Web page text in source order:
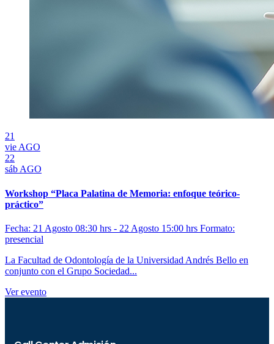
21
vie AGO
22
sáb AGO
Workshop “Placa Palatina de Memoria: enfoque teórico-
práctico”
Fecha: 21 Agosto 08:30 hrs - 22 Agosto 15:00 hrs Formato:
presencial
La Facultad de Odontología de la Universidad Andrés Bello en
conjunto con el Grupo Sociedad...
Ver evento